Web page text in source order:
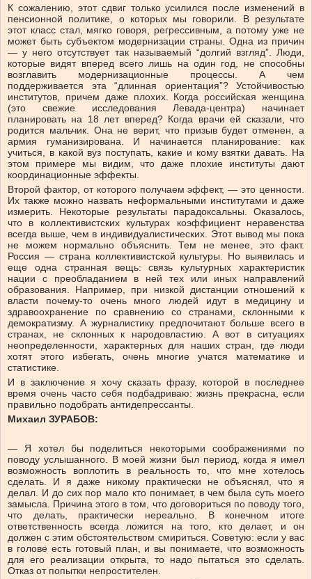
К сожалению, этот сдвиг только усилился после изменений в
пенсионной политике, о которых мы говорили. В результате
этот класс стал, мягко говоря, регрессивным, а потому уже не
может быть субъектом модернизации страны. Одна из причин
— у него отсутствует так называемый “долгий взгляд”. Люди,
которые видят вперед всего лишь на один год, не способны
возглавить модернизационные процессы. А чем
поддерживается эта “длинная ориентация”? Устойчивостью
институтов, причем даже плохих. Когда российская женщина
(это свежие исследования Левада-центра) начинает
планировать на 18 лет вперед? Когда врачи ей сказали, что
родится мальчик. Она не верит, что призыв будет отменен, а
армия гуманизирована. И начинается планирование: как
учиться, в какой вуз поступать, какие и кому взятки давать. На
этом примере мы видим, что даже плохие институты дают
координационные эффекты.
Второй фактор, от которого получаем эффект, — это ценности.
Их также можно назвать неформальными институтами и даже
измерить. Некоторые результаты парадоксальны. Оказалось,
что в коллективистских культурах коэффициент неравенства
всегда выше, чем в индивидуалистических. Этот вывод мы пока
не можем нормально объяснить. Тем не менее, это факт.
Россия — страна коллективистской культуры. Но выявилась и
еще одна странная вещь: связь культурных характеристик
нации с преобладанием в ней тех или иных направлений
образования. Например, при низкой дистанции отношений к
власти почему-то очень много людей идут в медицину и
здравоохранение по сравнению со странами, склонными к
демократизму. А журналистику предпочитают больше всего в
странах, не склонных к народовластию. А вот в ситуациях
неопределенности, характерных для наших стран, где люди
хотят этого избегать, очень многие учатся математике и
статистике.
И в заключение я хочу сказать фразу, которой в последнее
время очень часто себя подбадриваю: жизнь прекрасна, если
правильно подобрать антидепрессанты.
Михаил ЗУРАБОВ:
— Я хотел бы поделиться некоторыми соображениями по
поводу услышанного. В моей жизни был период, когда я имел
возможность воплотить в реальность то, что мне хотелось
сделать. И я даже никому практически не объяснял, что я
делал. И до сих пор мало кто понимает, в чем была суть моего
замысла. Причина этого в том, что договориться по поводу того,
что делать, практически нереально. В конечном итоге
ответственность всегда ложится на того, кто делает, и он
должен с этим обстоятельством смириться. Советую: если у вас
в голове есть готовый план, и вы понимаете, что возможность
для его реализации открыта, то надо пытаться это сделать.
Отказ от попытки непростителен.